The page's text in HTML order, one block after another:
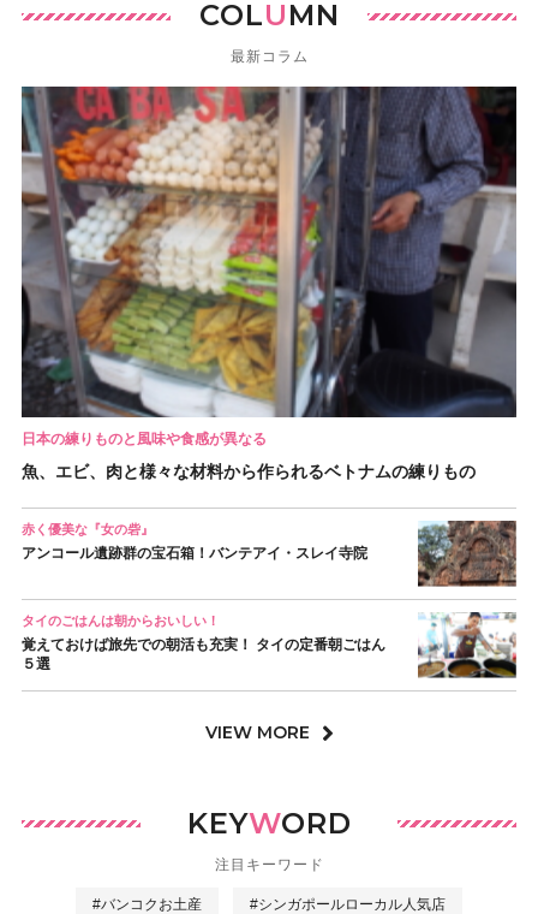
COLUMN
最新コラム
日本の練りものと風味や食感が異なる
魚、エビ、肉と様々な材料から作られるベトナムの練りもの
赤く優美な『女の砦』
アンコール遺跡群の宝石箱！バンテアイ・スレイ寺院
タイのごはんは朝からおいしい！
覚えておけば旅先での朝活も充実！ タイの定番朝ごはん
５選
VIEW MORE
KEYWORD
注目キーワード
#バンコクお土産 #シンガポールローカル人気店